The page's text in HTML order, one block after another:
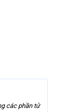
các phần tử